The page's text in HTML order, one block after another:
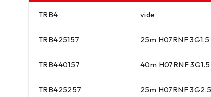
TRB4 vide
TRB425157 25m H07RNF 3G1.5
TRB440157 40m H07RNF 3G1.5
TRB425257 25m H07RNF 3G2.5